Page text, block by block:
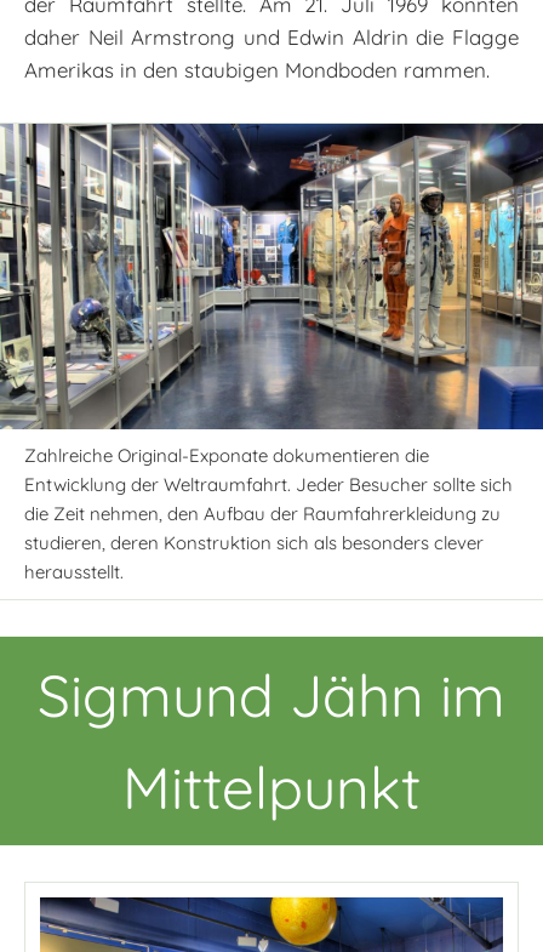
daher Neil Armstrong und Edwin Aldrin die Flagge
Amerikas in den staubigen Mondboden rammen.
Zahlreiche Original-Exponate dokumentieren die
Entwicklung der Weltraumfahrt. Jeder Besucher sollte sich
die Zeit nehmen, den Aufbau der Raumfahrerkleidung zu
studieren, deren Konstruktion sich als besonders clever
herausstellt.
Sigmund Jähn im
Mittelpunkt